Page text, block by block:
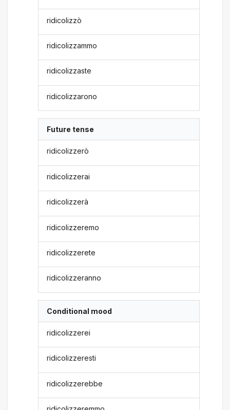
ridicolizzò
ridicolizzammo
ridicolizzaste
ridicolizzarono
Future tense
ridicolizzerò
ridicolizzerai
ridicolizzerà
ridicolizzeremo
ridicolizzerete
ridicolizzeranno
Conditional mood
ridicolizzerei
ridicolizzeresti
ridicolizzerebbe